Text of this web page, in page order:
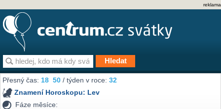
reklama
Přesný čas:18 50 / týden v roce:32
Znamení Horoskopu: Lev
Fáze měsíce: